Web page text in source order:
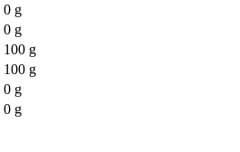
0 g
0 g
100 g
100 g
0 g
0 g